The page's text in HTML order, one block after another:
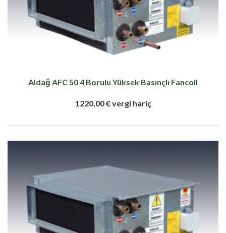
Aldağ AFC 50 4 Borulu Yüksek Basınçlı Fancoil
1220,00 € vergi hariç